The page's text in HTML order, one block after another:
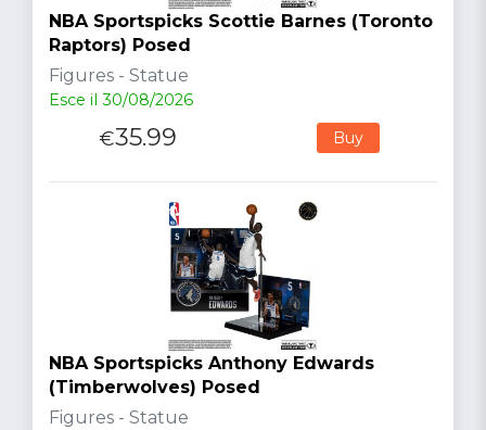
NBA Sportspicks Scottie Barnes (Toronto
Raptors) Posed
Figures - Statue
Esce il 30/08/2026
€35.99 Buy
NBA Sportspicks Anthony Edwards
(Timberwolves) Posed
Figures - Statue